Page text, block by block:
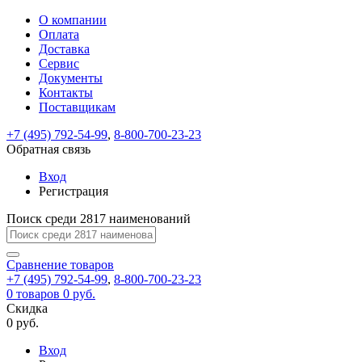
ВходРегистрация
test@example.com
отправлена
по
ней
завершения
регистрации.
Ок
Запомнить
меня
Забыли
Восстановление
пароля
Заполните
форму.
Мы
отправим
ссылку
указанный
электронный
перейдя
по
которой
вы
задать
На
вашу
почту
test@test.ru
ссылка.
Перейдите
по
для
смены
пароля.
Введите
новый
пароль
Сменить
Пароль
успешно
восстановлен
Обратная
связь
Сообщение
пользовательского
сообщение
успешно
отправлено.
О компании
Оплата
Доставка
Сервис
Документы
Контакты
Поставщикам
+7 (495) 792-54-99, 8-800-700-23-23
Обратная связь
Вход
Регистрация
Поиск среди 2817 наименований
Сравнение товаров
+7 (495) 792-54-99, 8-800-700-23-23
0 товаров 0 руб.
Скидка
0 руб.
Вход